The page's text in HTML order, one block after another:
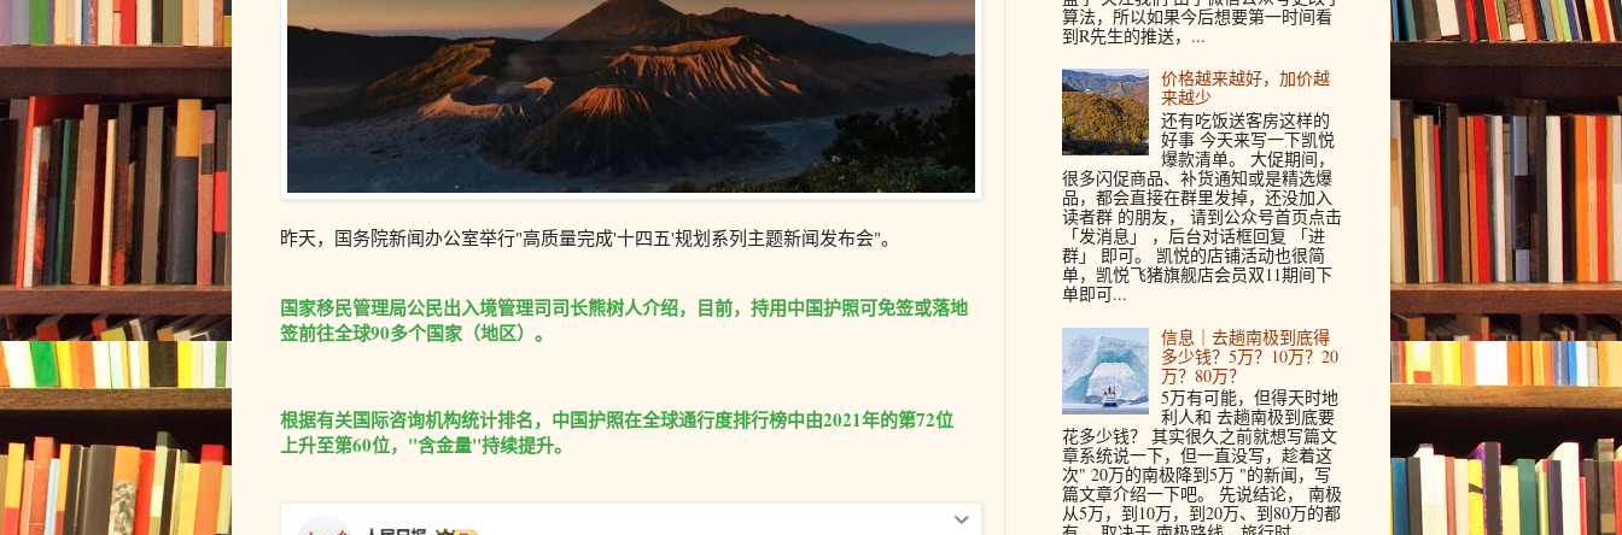
昨天， 国务院新闻办公室举行"高质量完成'十四五'规划系列主题新闻发布会"。
国家移民管理局公民出入境管理司司长熊树人介绍，目前，持用中国护照可免签或落地
签前往全球90多个国家（地区）。
根据有关国际咨询机构统计排名，中国护照在全球通行度排行榜中由2021年的第72位
上升至第60位，"含金量"持续提升。
算法，所以如果今后想要第一时间看
到R先生的推送，...
价格越来越好，加价越
来越少
还有吃饭送客房这样的
好事 今天来写一下凯悦
爆款清单。 大促期间，
很多闪促商品、补货通知或是精选爆
品，都会直接在群里发掉，还没加入
读者群 的朋友， 请到公众号首页点击
「发消息」 ，后台对话框回复 「进
群」 即可。 凯悦的店铺活动也很简
单，凯悦飞猪旗舰店会员双11期间下
单即可...
信息｜去趟南极到底得
多少钱？5万？10万？20
万？80万？
5万有可能，但得天时地
利人和 去趟南极到底要
花多少钱？ 其实很久之前就想写篇文
章系统说一下，但一直没写，趁着这
次" 20万的南极降到5万 "的新闻，写
篇文章介绍一下吧。 先说结论， 南极
从5万，到10万，到20万、到80万的都